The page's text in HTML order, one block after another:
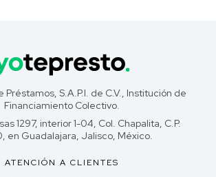
Préstamos, S.A.P.I. de C.V., Institución de
Financiamiento Colectivo.
1297, interior 1-04, Col. Chapalita, C.P.
en Guadalajara, Jalisco, México.
ATENCIÓN A CLIENTES